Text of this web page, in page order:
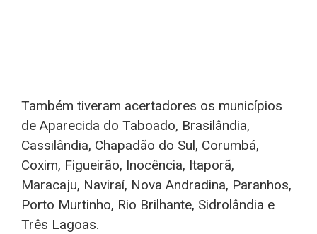
Também tiveram acertadores os municípios
de Aparecida do Taboado, Brasilândia,
Cassilândia, Chapadão do Sul, Corumbá,
Coxim, Figueirão, Inocência, Itaporã,
Maracaju, Naviraí, Nova Andradina, Paranhos,
Porto Murtinho, Rio Brilhante, Sidrolândia e
Três Lagoas.